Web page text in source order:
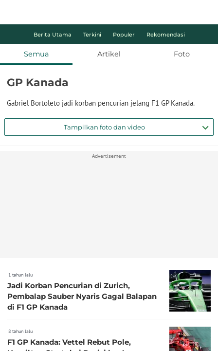
Berita Utama Terkini Populer Rekomendasi
Semua Artikel Foto
GP Kanada
Gabriel Bortoleto jadi korban pencurian jelang F1 GP Kanada.
Tampilkan foto dan video
Advertisement
1 tahun lalu
Jadi Korban Pencurian di Zurich,
Pembalap Sauber Nyaris Gagal Balapan
di F1 GP Kanada
8 tahun lalu
F1 GP Kanada: Vettel Rebut Pole,